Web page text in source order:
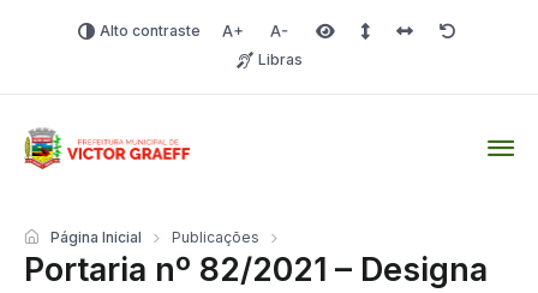
Alto contraste Aumentar fonte
Diminuir fonteÁrea selecionada
Espaçamento de linha
Espaço dos
Redefinir
Libras
Portaria nº 82/2021 – Designa
Página Inicial Publicações